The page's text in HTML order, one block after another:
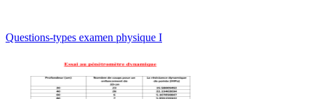
Questions-types examen physique I